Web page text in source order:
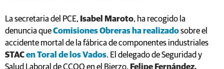
La secretaria del PCE, Isabel Maroto, ha recogido la
denuncia queComisiones Obreras ha realizadosobre el
accidente mortal de la fábrica de componentes industriales
STACen Toral de los Vados. El delegado de Seguridad y
Salud Laboral de CCOO en el Bierzo, Felipe Fernández,